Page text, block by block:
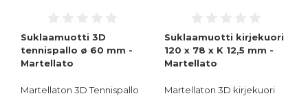
Suklaamuotti 3D
tennispallo ø 60 mm -
Martellato
Martellaton 3D Tennispallo
Suklaamuotti kirjekuori
120 x 78 x K 12,5 mm -
Martellato
Martellaton 3D kirjekuori